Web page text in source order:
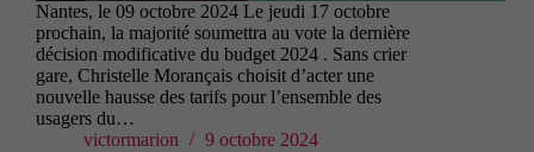
Nantes, le 09 octobre 2024 Le jeudi 17 octobre
prochain, la majorité soumettra au vote la dernière
décision modificative du budget 2024 . Sans crier
gare, Christelle Morançais choisit d’acter une
nouvelle hausse des tarifs pour l’ensemble des
usagers du…
victormarion
9 octobre 2024